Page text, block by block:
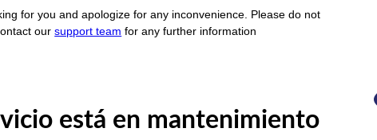
for you and apologize for any inconvenience. Please do not
oursupport team for any further information
está en mantenimiento